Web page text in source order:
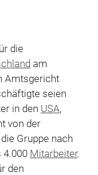
die
am
Amtsgericht
seien
in den USA,
von der
Gruppe nach
4.000 Mitarbeiter.
den